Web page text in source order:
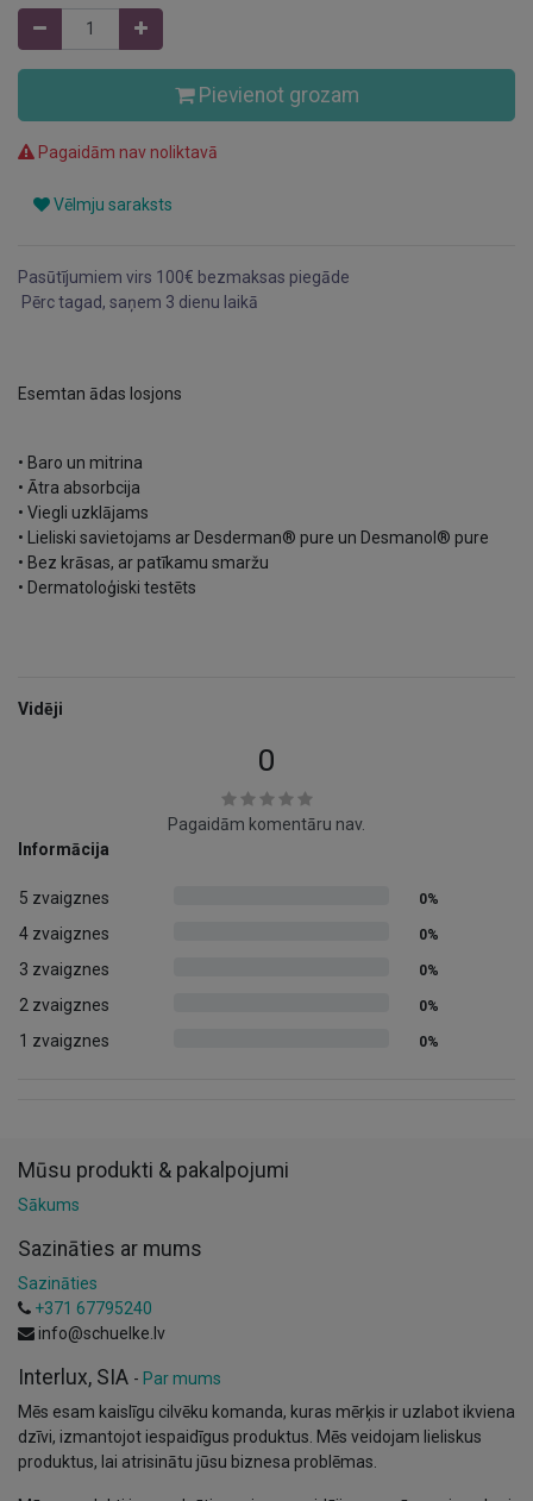
Pievienot grozam
Pagaidām nav noliktavā
Vēlmju saraksts
Pasūtījumiem virs 100€ bezmaksas piegāde
Pērc tagad, saņem 3 dienu laikā
Esemtan ādas losjons
• Baro un mitrina
• Ātra absorbcija
• Viegli uzklājams
• Lieliski savietojams ar Desderman® pure un Desmanol® pure
• Bez krāsas, ar patīkamu smaržu
• Dermatoloģiski testēts
Vidēji
0
Pagaidām komentāru nav.
Informācija
5 zvaigznes 0%
4 zvaigznes 0%
3 zvaigznes 0%
2 zvaigznes 0%
1 zvaigznes 0%
Mūsu produkti & pakalpojumi
Sākums
Sazināties ar mums
Sazināties
+371 67795240
info@schuelke.lv
Interlux, SIA - Par mums
Mēs esam kaislīgu cilvēku komanda, kuras mērķis ir uzlabot ikviena
dzīvi, izmantojot iespaidīgus produktus. Mēs veidojam lieliskus
produktus, lai atrisinātu jūsu biznesa problēmas.